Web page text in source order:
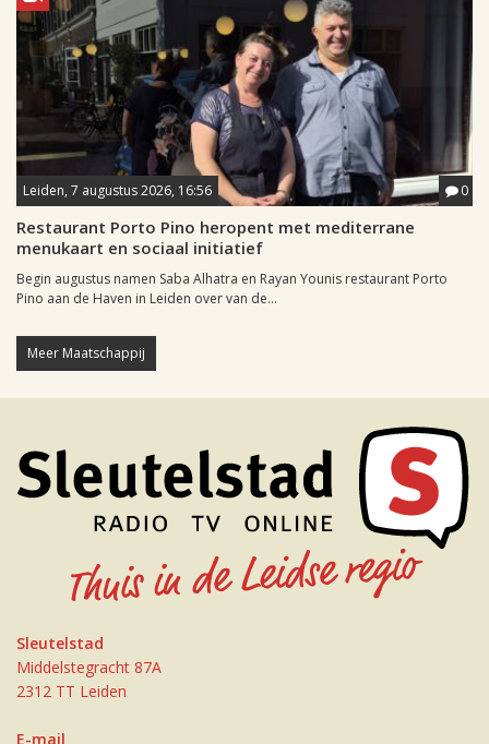
Leiden, 7 augustus 2026, 16:56 0
Restaurant Porto Pino heropent met mediterrane
menukaart en sociaal initiatief
Begin augustus namen Saba Alhatra en Rayan Younis restaurant Porto
Pino aan de Haven in Leiden over van de...
Meer Maatschappij
Sleutelstad
Middelstegracht 87A
2312 TT Leiden
E-mail